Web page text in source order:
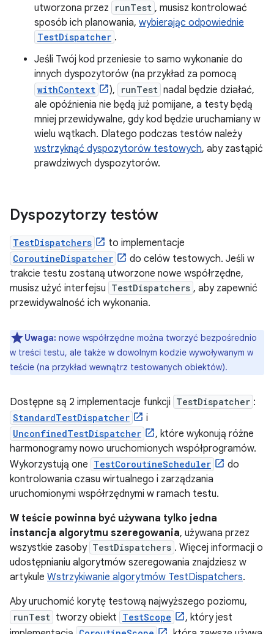
utworzona przez
runTest , musisz kontrolować
sposób ich planowania, wybierając odpowiednie
TestDispatcher .
Jeśli Twój kod przeniesie to samo wykonanie do
innych dyspozytorów (na przykład za pomocą
withContext ), runTest nadal będzie działać,
ale opóźnienia nie będą już pomijane, a testy będą
mniej przewidywalne, gdy kod będzie uruchamiany w
wielu wątkach. Dlatego podczas testów należy
wstrzyknąć dyspozytorów testowych, aby zastąpić
prawdziwych dyspozytorów.
Dyspozytorzy testów
TestDispatchers to implementacje
CoroutineDispatcher
do celów testowych. Jeśli w
trakcie testu zostaną utworzone nowe współrzędne,
musisz użyć interfejsu TestDispatchers , aby zapewnić
przewidywalność ich wykonania.
Uwaga: nowe współrzędne można tworzyć bezpośrednio
w treści testu, ale także w dowolnym kodzie wywoływanym w
teście (na przykład wewnątrz testowanych obiektów).
Dostępne są 2 implementacje funkcji TestDispatcher :
StandardTestDispatcher i
UnconfinedTestDispatcher
, które wykonują różne
harmonogramy nowo uruchomionych współprogramów.
Wykorzystują one TestCoroutineScheduler
do
kontrolowania czasu wirtualnego i zarządzania
uruchomionymi współrzędnymi w ramach testu.
W teście powinna być używana tylko jedna
instancja algorytmu szeregowania, używana przez
wszystkie zasoby TestDispatchers . Więcej informacji o
udostępnianiu algorytmów szeregowania znajdziesz w
artykule Wstrzykiwanie algorytmów TestDispatchers.
Aby uruchomić korytę testową najwyższego poziomu,
runTest tworzy obiekt TestScope
, który jest